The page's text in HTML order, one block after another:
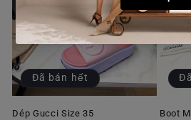
Đã bán hết
Dép Gucci Size 35 Boot